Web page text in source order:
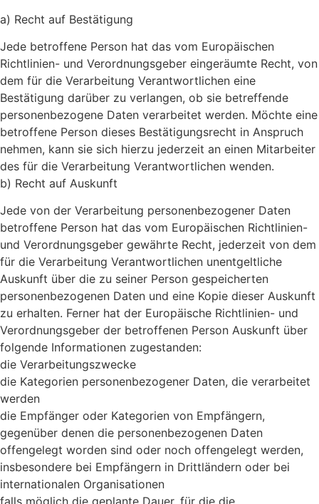
a) Recht auf Bestätigung
Jede betroffene Person hat das vom Europäischen
Richtlinien- und Verordnungsgeber eingeräumte Recht, von
dem für die Verarbeitung Verantwortlichen eine
Bestätigung darüber zu verlangen, ob sie betreffende
personenbezogene Daten verarbeitet werden. Möchte eine
betroffene Person dieses Bestätigungsrecht in Anspruch
nehmen, kann sie sich hierzu jederzeit an einen Mitarbeiter
des für die Verarbeitung Verantwortlichen wenden.
b) Recht auf Auskunft
Jede von der Verarbeitung personenbezogener Daten
betroffene Person hat das vom Europäischen Richtlinien-
und Verordnungsgeber gewährte Recht, jederzeit von dem
für die Verarbeitung Verantwortlichen unentgeltliche
Auskunft über die zu seiner Person gespeicherten
personenbezogenen Daten und eine Kopie dieser Auskunft
zu erhalten. Ferner hat der Europäische Richtlinien- und
Verordnungsgeber der betroffenen Person Auskunft über
folgende Informationen zugestanden:
die Verarbeitungszwecke
die Kategorien personenbezogener Daten, die verarbeitet
werden
die Empfänger oder Kategorien von Empfängern,
gegenüber denen die personenbezogenen Daten
offengelegt worden sind oder noch offengelegt werden,
insbesondere bei Empfängern in Drittländern oder bei
internationalen Organisationen